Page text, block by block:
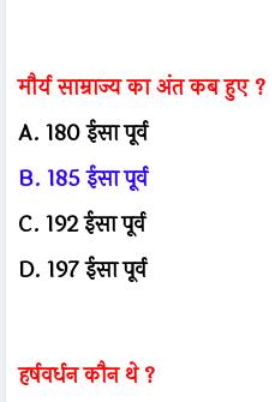
मौर्य साम्राज्य का अंत कब हुए ?
A. 180 ईसा पूर्व
B. 185 ईसा पूर्व
C. 192 ईसा पूर्व
D. 197 ईसा पूर्व
हर्षवर्धन कौन थे ?